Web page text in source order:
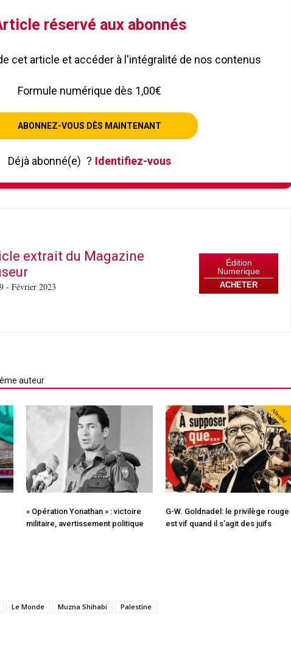
réservé aux abonnés
cet article et accéder à l'intégralité de nos contenus
Formule numérique dès 1,00€
ABONNEZ-VOUS DÈS MAINTENANT
Déjà abonné(e) ? Identifiez-vous
extrait du Magazine
- Février 2023
Édition
Numerique
ACHETER
auteur
« Opération Yonathan » : victoire
militaire, avertissement politique
Abonné
G-W. Goldnadel: le privilège rouge
est vif quand il s’agit des juifs
Le Monde Muzna Shihabi Palestine